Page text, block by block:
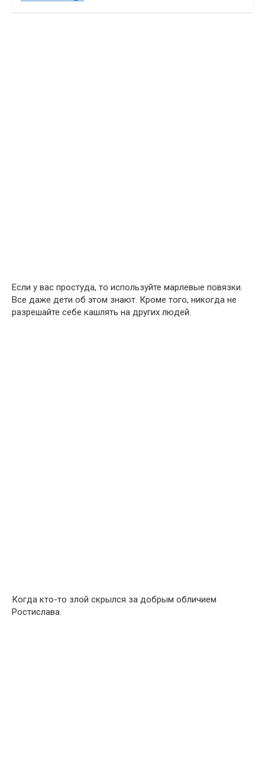
Если у вас простуда, то используйте марлевые повязки.
Все даже дети об этом знают. Кроме того, никогда не
разрешайте себе кашлять на других людей.
Когда кто-то злой скрылся за добрым обличием
Ростислава.